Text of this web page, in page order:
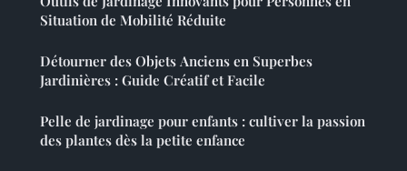
Situation de Mobilité Réduite
Détourner des Objets Anciens en Superbes
Jardinières : Guide Créatif et Facile
Pelle de jardinage pour enfants : cultiver la passion
des plantes dès la petite enfance